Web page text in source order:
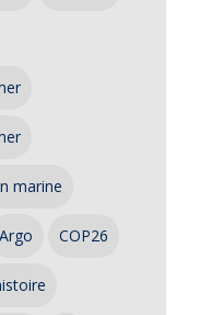
marine
Argo COP26